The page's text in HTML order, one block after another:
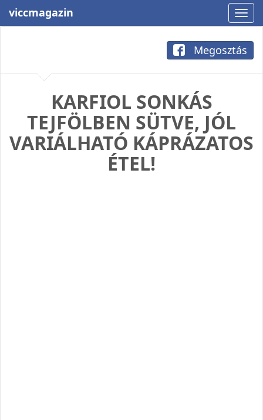
viccmagazin
Megosztás
KARFIOL SONKÁS
TEJFÖLBEN SÜTVE, JÓL
VARIÁLHATÓ KÁPRÁZATOS
ÉTEL!